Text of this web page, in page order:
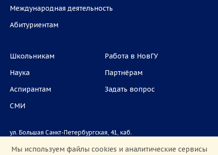
Международная деятельность
Абитуриентам
Школьникам
Наука
Аспирантам
СМИ
Работа в НовГУ
Партнёрам
Задать вопрос
ул. Большая Санкт-Петербургская, 41, каб.
Мы используем файлы cookies и аналитические сервисы